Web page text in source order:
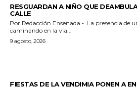
RESGUARDAN A NIÑO QUE
CALLE
Por Redacción Ensenada.- La presencia de un niño de dos años
caminando en la vía...
9 agosto, 2026
FIESTAS DE LA VENDIMIA PONEN A